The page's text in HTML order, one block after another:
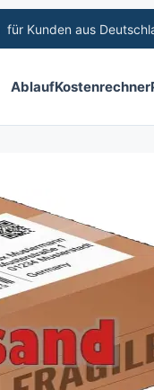
für Kunden aus
AblaufKostenrechner